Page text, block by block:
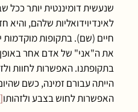
שנעשית דומיננטית יותר ככל
לאינדיוידואליות שלהם, והיא
חיים (שם). בתקופות מוקדמות
את ה"אני" של אדם אחר באופן
בתקופתנו. האפשרות לחוות
הייתה עבורם זמינה, כשם
האפשרות לחוש בצבע ולזהותו[8]